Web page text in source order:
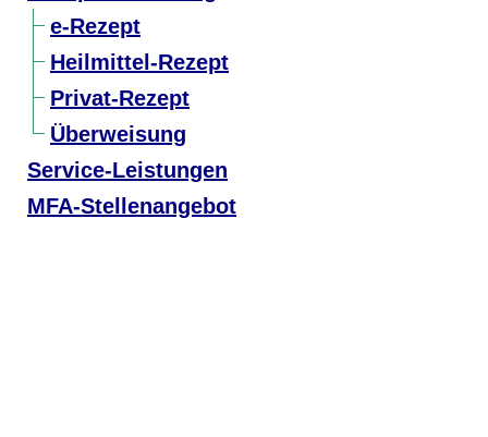
e-Rezept
Heilmittel-Rezept
Privat-Rezept
Überweisung
Service-Leistungen
MFA-Stellenangebot